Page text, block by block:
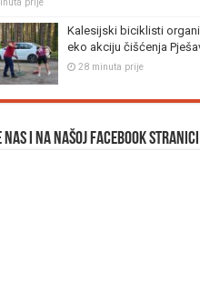
Kalesijski biciklisti
eko akciju čišćenja
28 minuta prije
nas i na našoj facebook stranici